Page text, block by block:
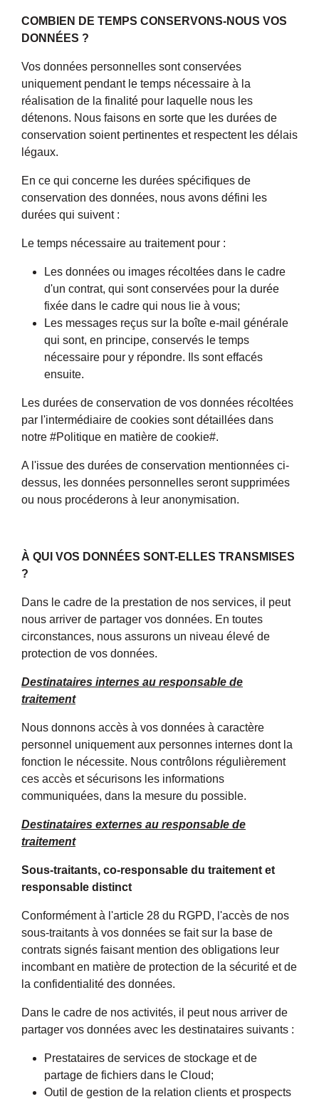
COMBIEN DE TEMPS CONSERVONS-NOUS VOS
DONNÉES ?
Vos données personnelles sont conservées
uniquement pendant le temps nécessaire à la
réalisation de la finalité pour laquelle nous les
détenons. Nous faisons en sorte que les durées de
conservation soient pertinentes et respectent les délais
légaux.
En ce qui concerne les durées spécifiques de
conservation des données, nous avons défini les
durées qui suivent :
Le temps nécessaire au traitement pour :
Les données ou images récoltées dans le cadre
d'un contrat, qui sont conservées pour la durée
fixée dans le cadre qui nous lie à vous;
Les messages reçus sur la boîte e-mail générale
qui sont, en principe, conservés le temps
nécessaire pour y répondre. Ils sont effacés
ensuite.
Les durées de conservation de vos données récoltées
par l'intermédiaire de cookies sont détaillées dans
notre #Politique en matière de cookie#.
A l'issue des durées de conservation mentionnées ci-
dessus, les données personnelles seront supprimées
ou nous procéderons à leur anonymisation.
À QUI VOS DONNÉES SONT-ELLES TRANSMISES
?
Dans le cadre de la prestation de nos services, il peut
nous arriver de partager vos données. En toutes
circonstances, nous assurons un niveau élevé de
protection de vos données.
Destinataires internes au responsable de
traitement
Nous donnons accès à vos données à caractère
personnel uniquement aux personnes internes dont la
fonction le nécessite. Nous contrôlons régulièrement
ces accès et sécurisons les informations
communiquées, dans la mesure du possible.
Destinataires externes au responsable de
traitement
Sous-traitants, co-responsable du traitement et
responsable distinct
Conformément à l'article 28 du RGPD, l'accès de nos
sous-traitants à vos données se fait sur la base de
contrats signés faisant mention des obligations leur
incombant en matière de protection de la sécurité et de
la confidentialité des données.
Dans le cadre de nos activités, il peut nous arriver de
partager vos données avec les destinataires suivants :
Prestataires de services de stockage et de
partage de fichiers dans le Cloud;
Outil de gestion de la relation clients et prospects